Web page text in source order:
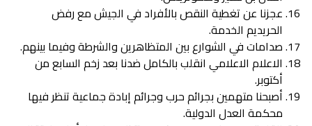
عجزنا عن تغطية النقص بالأفراد في الجيش مع رفض
الحريديم الخدمة.
صدامات في الشوارع بين المتظاهرين والشرطة وفيما بينهم.
الاعلام الاعلامي انقلب بالكامل ضدنا بعد زخم السابع من
أكتوبر.
أصبحنا متهمين بجرائم حرب وجرائم إبادة جماعية تنظر فيها
محكمة العدل الدولية.